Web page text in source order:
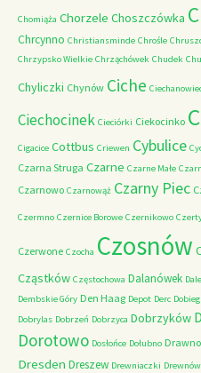
Chomiąża Chorzele Choszczówka
Chrcynno Christiansminde Chrośle
Chrzypsko Wielkie Chrząchówek Chudek
Chyliczki Chynów Ciche
Ciechocinek Cieciórki Ciekocinko
Cigacice Cottbus Criewen Cybulice
Czarna Struga Czarne Czarne Małe
Czarnowo Czarnowąż Czarny Piec
Czermno Czernice Borowe Czernikowo
Czerwone Czocha Czosnów
Cząstków Częstochowa Dalanówek
Dembskie Góry Den Haag Depot Derc
Dobrylas Dobrzeń Dobrzyca Dobrzyków
Dorotowo Dosłońce Dołubno Drawno
Dresden Dreszew Drewniaczki Drewnów